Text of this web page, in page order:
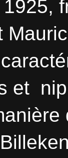
et